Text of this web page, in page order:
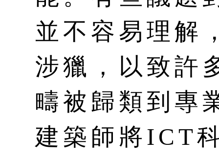
並不容易理解
涉獵，以致許
疇被歸類到專
建築師將ICT